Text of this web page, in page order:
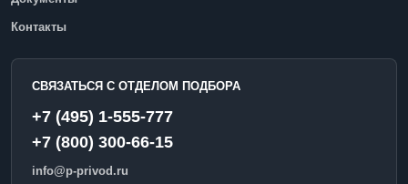
Контакты
СВЯЗАТЬСЯ С ОТДЕЛОМ ПОДБОРА
+7 (495) 1-555-777
+7 (800) 300-66-15
info@p-privod.ru